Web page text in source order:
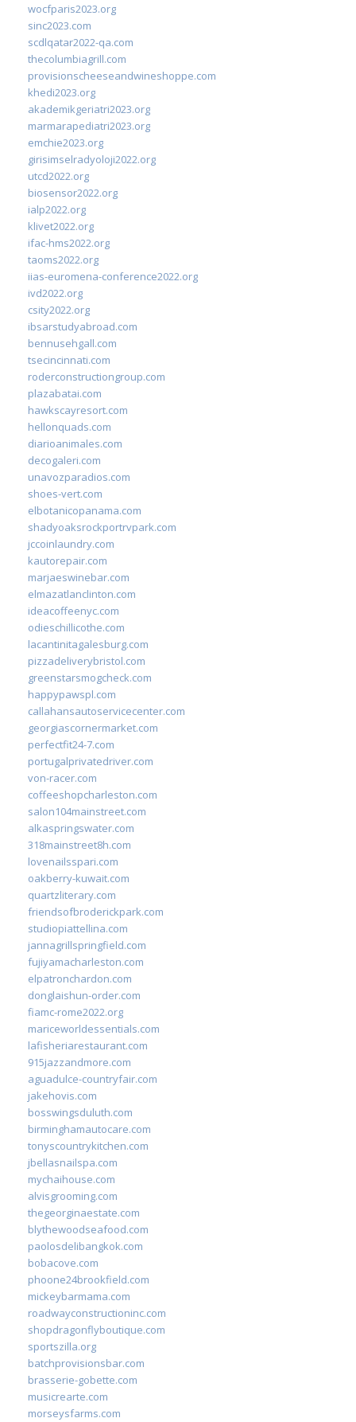
wocfparis2023.org
sinc2023.com
scdlqatar2022-qa.com
thecolumbiagrill.com
provisionscheeseandwineshoppe.com
khedi2023.org
akademikgeriatri2023.org
marmarapediatri2023.org
emchie2023.org
girisimselradyoloji2022.org
utcd2022.org
biosensor2022.org
ialp2022.org
klivet2022.org
ifac-hms2022.org
taoms2022.org
iias-euromena-conference2022.org
ivd2022.org
csity2022.org
ibsarstudyabroad.com
bennusehgall.com
tsecincinnati.com
roderconstructiongroup.com
plazabatai.com
hawkscayresort.com
hellonquads.com
diarioanimales.com
decogaleri.com
unavozparadios.com
shoes-vert.com
elbotanicopanama.com
shadyoaksrockportrvpark.com
jccoinlaundry.com
kautorepair.com
marjaeswinebar.com
elmazatlanclinton.com
ideacoffeenyc.com
odieschillicothe.com
lacantinitagalesburg.com
pizzadeliverybristol.com
greenstarsmogcheck.com
happypawspl.com
callahansautoservicecenter.com
georgiascornermarket.com
perfectfit24-7.com
portugalprivatedriver.com
von-racer.com
coffeeshopcharleston.com
salon104mainstreet.com
alkaspringswater.com
318mainstreet8h.com
lovenailsspari.com
oakberry-kuwait.com
quartzliterary.com
friendsofbroderickpark.com
studiopiattellina.com
jannagrillspringfield.com
fujiyamacharleston.com
elpatronchardon.com
donglaishun-order.com
fiamc-rome2022.org
mariceworldessentials.com
lafisheriarestaurant.com
915jazzandmore.com
aguadulce-countryfair.com
jakehovis.com
bosswingsduluth.com
birminghamautocare.com
tonyscountrykitchen.com
jbellasnailspa.com
mychaihouse.com
alvisgrooming.com
thegeorginaestate.com
blythewoodseafood.com
paolosdelibangkok.com
bobacove.com
phoone24brookfield.com
mickeybarmama.com
roadwayconstructioninc.com
shopdragonflyboutique.com
sportszilla.org
batchprovisionsbar.com
brasserie-gobette.com
musicrearte.com
morseysfarms.com